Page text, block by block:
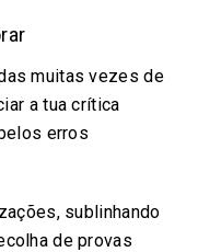
muitas vezes de
a tua crítica
erros
sublinhando
de provas